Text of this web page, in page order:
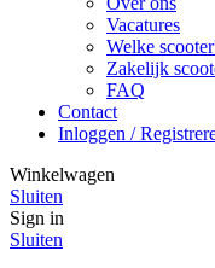
Vacatures
Welke
Zakelijk
FAQ
Contact
Inloggen /
Winkelwagen
Sluiten
Sign in
Sluiten